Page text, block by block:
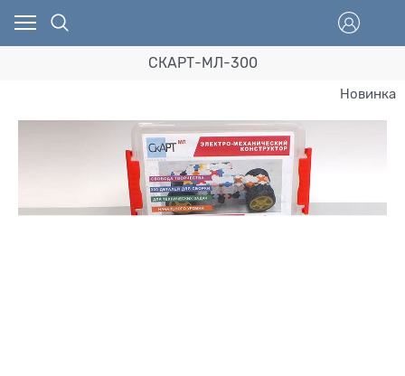
СКАРТ-МЛ-300
Новинка